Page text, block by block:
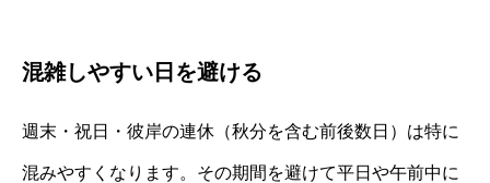
混雑しやすい日を避ける
週末・祝日・彼岸の連休（秋分を含む前後数日）は特に
混みやすくなります。その期間を避けて平日や午前中に